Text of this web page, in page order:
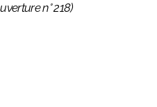
n° 218)